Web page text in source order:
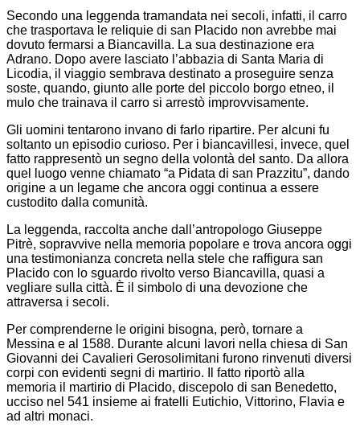
Secondo una leggenda tramandata nei secoli, infatti, il carro
che trasportava le reliquie di san Placido non avrebbe mai
dovuto fermarsi a Biancavilla. La sua destinazione era
Adrano. Dopo avere lasciato l’abbazia di Santa Maria di
Licodia, il viaggio sembrava destinato a proseguire senza
soste, quando, giunto alle porte del piccolo borgo etneo, il
mulo che trainava il carro si arrestò improvvisamente.
Gli uomini tentarono invano di farlo ripartire. Per alcuni fu
soltanto un episodio curioso. Per i biancavillesi, invece, quel
fatto rappresentò un segno della volontà del santo. Da allora
quel luogo venne chiamato “a Pidata di san Prazzitu”, dando
origine a un legame che ancora oggi continua a essere
custodito dalla comunità.
La leggenda, raccolta anche dall’antropologo Giuseppe
Pitrè, sopravvive nella memoria popolare e trova ancora oggi
una testimonianza concreta nella stele che raffigura san
Placido con lo sguardo rivolto verso Biancavilla, quasi a
vegliare sulla città. È il simbolo di una devozione che
attraversa i secoli.
Per comprenderne le origini bisogna, però, tornare a
Messina e al 1588. Durante alcuni lavori nella chiesa di San
Giovanni dei Cavalieri Gerosolimitani furono rinvenuti diversi
corpi con evidenti segni di martirio. Il fatto riportò alla
memoria il martirio di Placido, discepolo di san Benedetto,
ucciso nel 541 insieme ai fratelli Eutichio, Vittorino, Flavia e
ad altri monaci.